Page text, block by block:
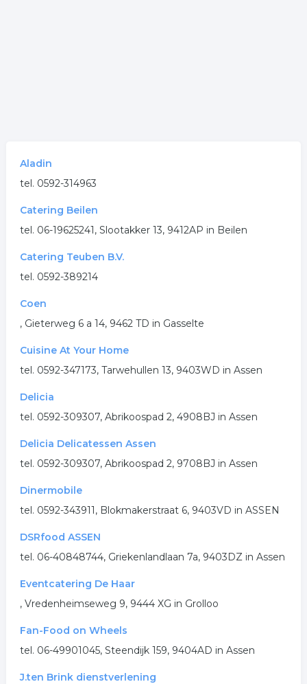
Aladin
tel. 0592-314963
Catering Beilen
tel. 06-19625241, Slootakker 13, 9412AP in Beilen
Catering Teuben B.V.
tel. 0592-389214
Coen
, Gieterweg 6 a 14, 9462 TD in Gasselte
Cuisine At Your Home
tel. 0592-347173, Tarwehullen 13, 9403WD in Assen
Delicia
tel. 0592-309307, Abrikoospad 2, 4908BJ in Assen
Delicia Delicatessen Assen
tel. 0592-309307, Abrikoospad 2, 9708BJ in Assen
Dinermobile
tel. 0592-343911, Blokmakerstraat 6, 9403VD in ASSEN
DSRfood ASSEN
tel. 06-40848744, Griekenlandlaan 7a, 9403DZ in Assen
Eventcatering De Haar
, Vredenheimseweg 9, 9444 XG in Grolloo
Fan-Food on Wheels
tel. 06-49901045, Steendijk 159, 9404AD in Assen
J.ten Brink dienstverlening